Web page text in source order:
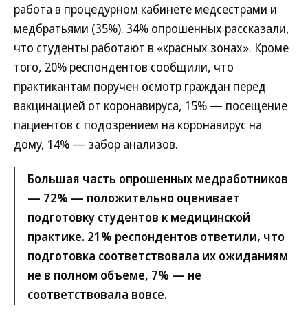
работа в процедурном кабинете медсестрами и
медбратьями (35%). 34% опрошенных рассказали,
что студенты работают в «красных зонах». Кроме
того, 20% респондентов сообщили, что
практикантам поручен осмотр граждан перед
вакцинацией от коронавируса, 15% — посещение
пациентов с подозрением на коронавирус на
дому, 14% — забор анализов.
Большая часть опрошенных медработников
— 72% — положительно оценивает
подготовку студентов к медицинской
практике. 21% респондентов ответили, что
подготовка соответствовала их ожиданиям
не в полном объеме, 7% — не
соответствовала вовсе.